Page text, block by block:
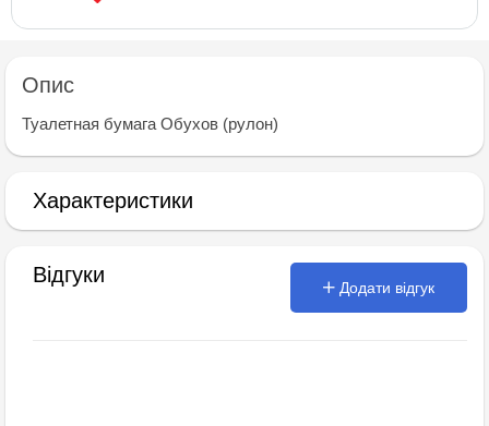
Опис
Туалетная бумага Обухов (рулон)
Характеристики
Відгуки
Додати відгук